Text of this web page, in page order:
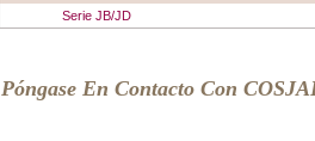
Serie JB/JD
Póngase En Contacto Con